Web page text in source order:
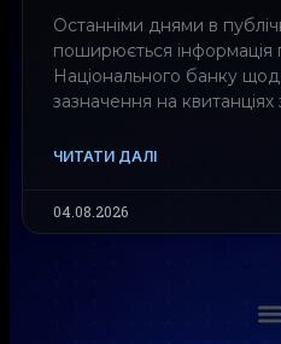
Останніми днями в
поширюється інформація
Національного банку
зазначення на квитанціях
ЧИТАТИ ДАЛІ
04.08.2026